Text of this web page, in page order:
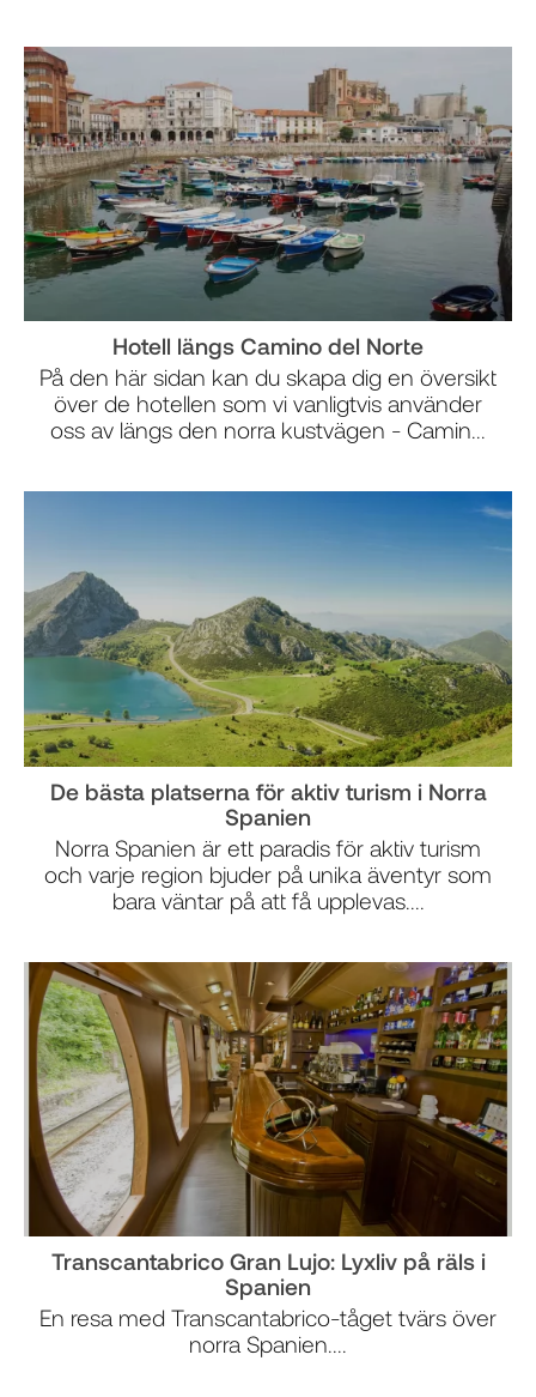
Hotell längs Camino del Norte
På den här sidan kan du skapa dig en översikt
över de hotellen som vi vanligtvis använder
oss av längs den norra kustvägen - Camin...
De bästa platserna för aktiv turism i Norra
Spanien
Norra Spanien är ett paradis för aktiv turism
och varje region bjuder på unika äventyr som
bara väntar på att få upplevas....
Transcantabrico Gran Lujo: Lyxliv på räls i
Spanien
En resa med Transcantabrico-tåget tvärs över
norra Spanien....